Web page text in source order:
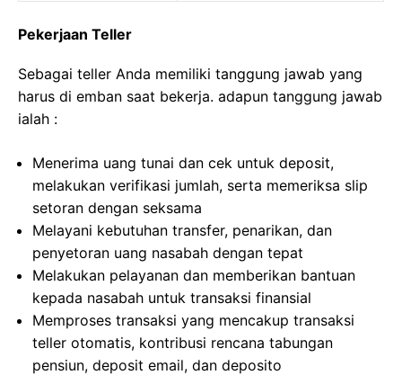
Pekerjaan Teller
Sebagai teller Anda memiliki tanggung jawab yang
harus di emban saat bekerja. adapun tanggung jawab
ialah :
Menerima uang tunai dan cek untuk deposit,
melakukan verifikasi jumlah, serta memeriksa slip
setoran dengan seksama
Melayani kebutuhan transfer, penarikan, dan
penyetoran uang nasabah dengan tepat
Melakukan pelayanan dan memberikan bantuan
kepada nasabah untuk transaksi finansial
Memproses transaksi yang mencakup transaksi
teller otomatis, kontribusi rencana tabungan
pensiun, deposit email, dan deposito